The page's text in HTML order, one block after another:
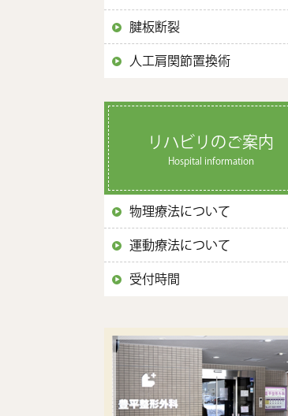
腱板断裂
人工肩関節置換術
リハビリのご案内
Hospital information
物理療法について
運動療法について
受付時間